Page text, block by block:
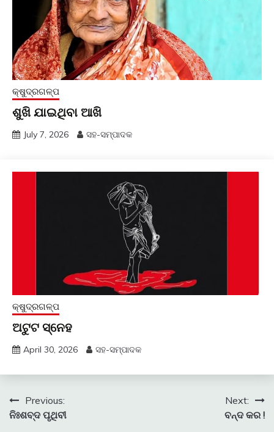
କ୍ଷୁଦ୍ରଗଳ୍ପ
ଶୁଖି ଯାଇଥିବା ଆଖି
July 7, 2026 ସହ-ସମ୍ପାଦକ
କ୍ଷୁଦ୍ରଗଳ୍ପ
ଅଟୁଟ ସ୍ନେହ
April 30, 2026 ସହ-ସମ୍ପାଦକ
Post
navigation
Previous:
ନିଃଶବ୍ଦ ପୃଥିବୀ
Next:
ବନ୍ଦ କର !